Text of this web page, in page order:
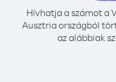
Hívhatja a számot a
Ausztria országból
az alábbiak